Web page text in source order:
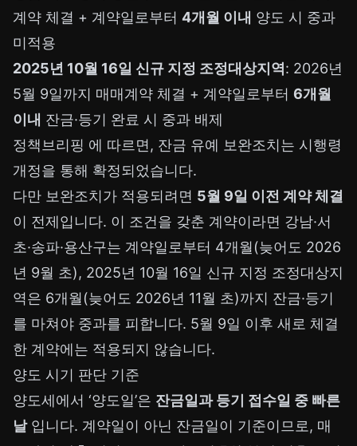
계약 체결 + 계약일로부터 4개월 이내 양도 시 중과
미적용
2025년 10월 16일 신규 지정 조정대상지역 : 2026년
5월 9일까지 매매계약 체결 + 계약일로부터 6개월
이내 잔금·등기 완료 시 중과 배제
정책브리핑 에 따르면, 잔금 유예 보완조치는 시행령
개정을 통해 확정되었습니다.
다만 보완조치가 적용되려면 5월 9일 이전 계약 체결
이 전제입니다. 이 조건을 갖춘 계약이라면 강남·서
초·송파·용산구는 계약일로부터 4개월(늦어도 2026
년 9월 초), 2025년 10월 16일 신규 지정 조정대상지
역은 6개월(늦어도 2026년 11월 초)까지 잔금·등기
를 마쳐야 중과를 피합니다. 5월 9일 이후 새로 체결
한 계약에는 적용되지 않습니다.
양도 시기 판단 기준
양도세에서 ‘양도일’은 잔금일과 등기 접수일 중 빠른
날입니다. 계약일이 아닌 잔금일이 기준이므로, 매